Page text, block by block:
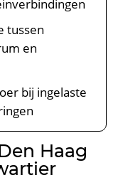
tussen
en
bij ingelaste
Haag